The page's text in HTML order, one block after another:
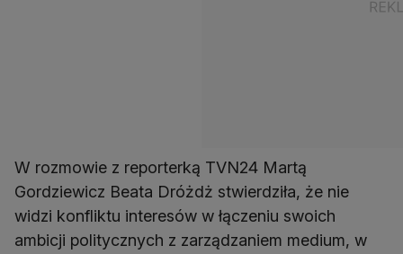
W rozmowie z reporterką TVN24 Martą
Gordziewicz Beata Dróżdż stwierdziła, że nie
widzi konfliktu interesów w łączeniu swoich
ambicji politycznych z zarządzaniem medium, w